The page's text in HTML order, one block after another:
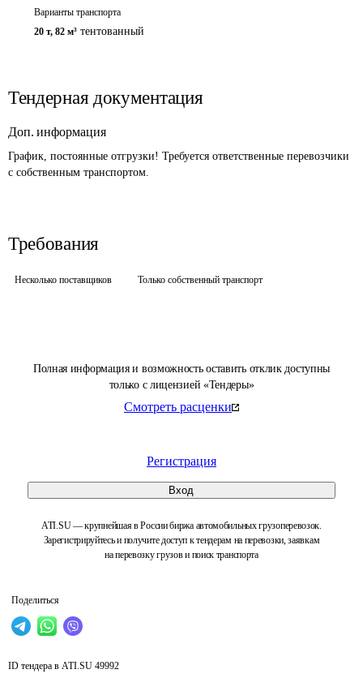
Полная информация и возможность оставить отклик доступны
только с лицензией «Тендеры»
Смотреть расценки
Регистрация
Вход
ATI.SU — крупнейшая в России биржа автомобильных грузоперевозок.
Зарегистрируйтесь и получите доступ к тендерам на перевозки, заявкам
на перевозку грузов и поиск транспорта
Поделиться
Варианты транспорта
20 т, 82 м³ тентованный
Тендерная документация
Доп. информация
График, постоянные отгрузки! Требуется ответственные перевозчики
с собственным транспортом.
Требования
Несколько поставщиков Только собственный транспорт
ID тендера в ATI.SU 49992